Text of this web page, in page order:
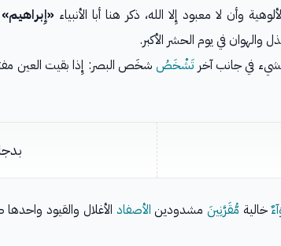
وأن لا معبود إِلا الله، ذكر هنا أبا الأنبياء «إِبراهيم»
والهوان في يوم الحشر الأكبر.
في جانب آخرتَشْخَصُشخَص البصر: إِذا بقيت العين
خالية مُّقَرَّنِينَ مشدودين الأصفاد الأغلال والقيود